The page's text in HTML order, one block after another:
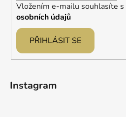
Vložením e-mailu souhlasíte s
osobních údajů
PŘIHLÁSIT SE
Instagram